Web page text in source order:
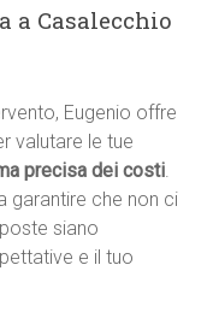
a Casalecchio
Eugenio offre
valutare le tue
precisa dei costi.
garantire che non ci
siano
e il tuo